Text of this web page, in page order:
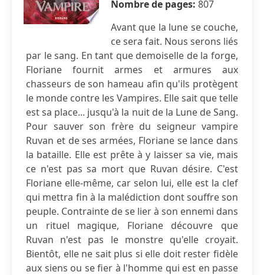
Nombre de pages: 807
Avant que la lune se couche,
ce sera fait. Nous serons liés
par le sang. En tant que demoiselle de la forge,
Floriane fournit armes et armures aux
chasseurs de son hameau afin qu'ils protègent
le monde contre les Vampires. Elle sait que telle
est sa place... jusqu'à la nuit de la Lune de Sang.
Pour sauver son frère du seigneur vampire
Ruvan et de ses armées, Floriane se lance dans
la bataille. Elle est prête à y laisser sa vie, mais
ce n'est pas sa mort que Ruvan désire. C'est
Floriane elle-même, car selon lui, elle est la clef
qui mettra fin à la malédiction dont souffre son
peuple. Contrainte de se lier à son ennemi dans
un rituel magique, Floriane découvre que
Ruvan n'est pas le monstre qu'elle croyait.
Bientôt, elle ne sait plus si elle doit rester fidèle
aux siens ou se fier à l'homme qui est en passe